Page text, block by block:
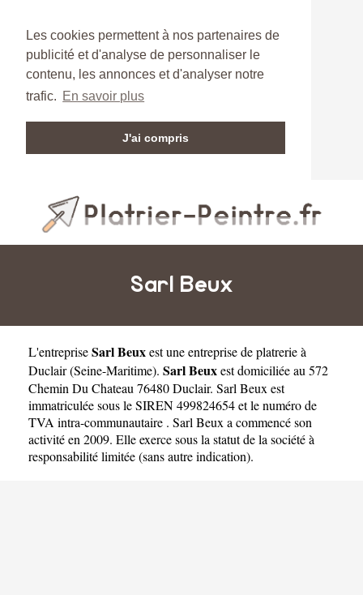
Les cookies permettent à nos partenaires de
publicité et d'analyse de personnaliser le
contenu, les annonces et d'analyser notre
trafic. En savoir plus
J'ai compris
Sarl Beux
L'entrepriseSarl Beuxest uneentreprise de platrerie à
Duclair(Seine-Maritime). Sarl Beuxest domiciliée au 572
Chemin Du Chateau 76480 Duclair. Sarl Beux est
immatriculée sous le SIREN 499824654 et le numéro de
TVA intra-communautaire . Sarl Beux a commencé son
activité en 2009. Elle exerce sous la statut de la société à
responsabilité limitée (sans autre indication).